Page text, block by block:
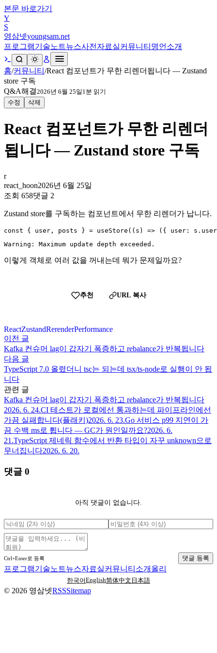
본문 바로가기
Y
S
영삼넷youngsam.net
프로그램기술노트뉴스사전 자료실커뮤니티 명언 소개
홈/커뮤니티 /React 컴포넌트가 무한 리렌더됩니다 — Zustand
store 구독
Q&A해결2026년 6월 25일 1분 읽기
수정
삭제
React 컴포넌트가 무한 리렌더
됩니다 — Zustand store 구독
r
react_hoon2026년 6월 25일
조회 658댓글 2
Zustand store를 구독하는 컴포넌트에서 무한 리렌더가 납니다.
const { user, posts } = useStore((s) => ({ user:
Warning: Maximum update depth exceeded.
이렇게 객체로 여러 값을 꺼내는데 뭐가 문제일까요?
추천 URL 복사
ReactZustandRerenderPerformance
이전 글
Kafka 컨슈머 lag이 갑자기 폭증하고 rebalance가 반복됩니다
다음 글
TypeScript 7.0 올렸더니 tsc는 되는데 tsx/ts-node로 실행이 안 됩
니다
관련 글
Kafka 컨슈머 lag이 갑자기 폭증하고 rebalance가 반복됩니다
2026. 6. 24.CI 테스트가 로컬에선 통과하는데 파이프라인에선
가끔 실패합니다(플래키)2026. 6. 23.Go 서비스 p99 지연이 가
끔 수백 ms로 튑니다 — GC가 원인일까요?2026. 6.
21.TypeScript 제네릭 함수에서 반환 타입이 자꾸 unknown으로
무너집니다2026. 6. 20.
댓글 0
아직 댓글이 없습니다.
Ctrl+Enter로 등록 댓글 등록
프로그램기술노트뉴스자료실커뮤니티 소개 올리
한국어English简体中文 日本語
© 2026 영삼넷RSSSitemap